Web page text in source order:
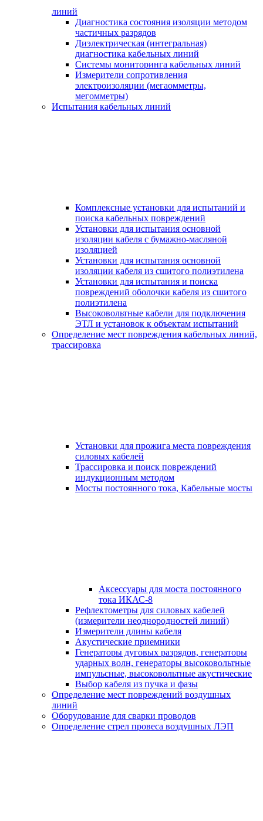
линий
Диагностика состояния изоляции методом
частичных разрядов
Диэлектрическая (интегральная)
диагностика кабельных линий
Системы мониторинга кабельных линий
Измерители сопротивления
электроизоляции (мегаомметры,
мегомметры)
Испытания кабельных линий
Комплексные установки для испытаний и
поиска кабельных повреждений
Установки для испытания основной
изоляции кабеля с бумажно-масляной
изоляцией
Установки для испытания основной
изоляции кабеля из сшитого полиэтилена
Установки для испытания и поиска
повреждений оболочки кабеля из сшитого
полиэтилена
Высоковольтные кабели для подключения
ЭТЛ и установок к объектам испытаний
Определение мест повреждения кабельных линий,
трассировка
Установки для прожига места повреждения
силовых кабелей
Трассировка и поиск повреждений
индукционным методом
Мосты постоянного тока, Кабельные мосты
Аксессуары для моста постоянного
тока ИКАС-8
Рефлектометры для силовых кабелей
(измерители неоднородностей линий)
Измерители длины кабеля
Акустические приемники
Генераторы дуговых разрядов, генераторы
ударных волн, генераторы высоковольтные
импульсные, высоковольтные акустические
Выбор кабеля из пучка и фазы
Определение мест повреждений воздушных
линий
Оборудование для сварки проводов
Определение стрел провеса воздушных ЛЭП